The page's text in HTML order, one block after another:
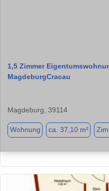
1,5 Zimmer
MagdeburgCracau
Magdeburg, 39114
Wohnung ca. 37,10 m²